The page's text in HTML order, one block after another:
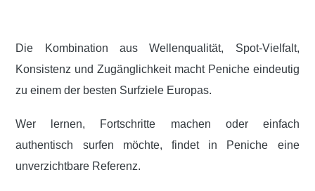
Die Kombination aus Wellenqualität, Spot-Vielfalt,
Konsistenz und Zugänglichkeit macht Peniche eindeutig
zu einem der besten Surfziele Europas.
Wer lernen, Fortschritte machen oder einfach
authentisch surfen möchte, findet in Peniche eine
unverzichtbare Referenz.